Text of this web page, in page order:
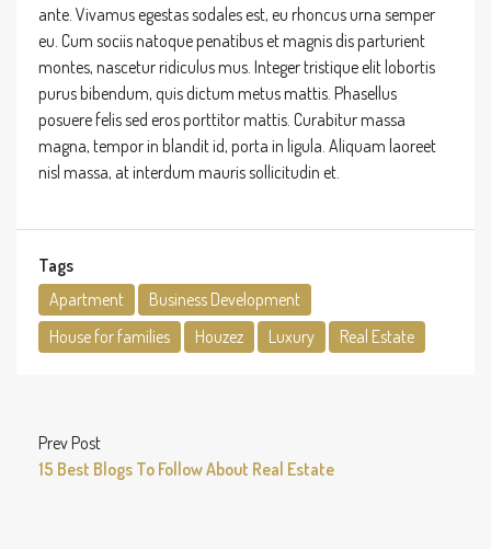
ante. Vivamus egestas sodales est, eu rhoncus urna semper
eu. Cum sociis natoque penatibus et magnis dis parturient
montes, nascetur ridiculus mus. Integer tristique elit lobortis
purus bibendum, quis dictum metus mattis. Phasellus
posuere felis sed eros porttitor mattis. Curabitur massa
magna, tempor in blandit id, porta in ligula. Aliquam laoreet
nisl massa, at interdum mauris sollicitudin et.
Tags
Apartment
Business Development
House for families
Houzez Luxury Real Estate
Prev Post
15 Best Blogs To Follow About Real Estate